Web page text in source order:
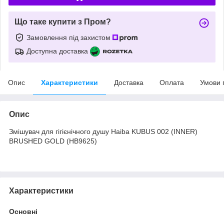
Що таке купити з Пром?
Замовлення під захистом
Доступна доставка
Опис Характеристики Доставка Оплата Умови
Опис
Змішувач для гігієнічного душу Haiba KUBUS 002 (INNER)
BRUSHED GOLD (HB9625)
Характеристики
Основні